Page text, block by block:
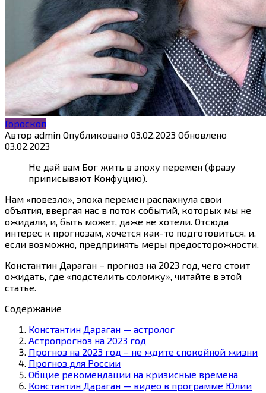
Гороскоп
Автор admin Опубликовано 03.02.2023 Обновлено
03.02.2023
Не дай вам Бог жить в эпоху перемен (фразу
приписывают Конфуцию).
Нам «повезло», эпоха перемен распахнула свои
объятия, ввергая нас в поток событий, которых мы не
ожидали, и, быть может, даже не хотели. Отсюда
интерес к прогнозам, хочется как-то подготовиться, и,
если возможно, предпринять меры предосторожности.
Константин Дараган – прогноз на 2023 год, чего стоит
ожидать, где «подстелить соломку», читайте в этой
статье.
Содержание
Константин Дараган — астролог
Астропрогноз на 2023 год
Прогноз на 2023 год – не ждите спокойной жизни
Прогноз для России
Общие рекомендации на кризисные времена
Константин Дараган — видео в программе Юлии